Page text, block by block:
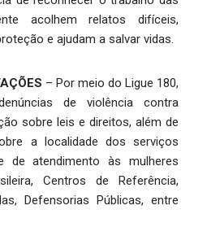
acolhem relatos difíceis,
e ajudam a salvar vidas.
– Por meio do Ligue 180,
de violência contra
sobre leis e direitos, além de
a localidade dos serviços
de atendimento às mulheres
Centros de Referência,
Defensorias Públicas, entre